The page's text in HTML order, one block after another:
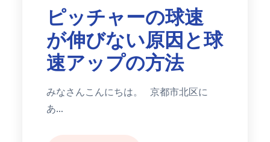
ピッチャーの球速
が伸びない原因と球
速アップの方法
みなさんこんにちは。 京都市北区に
あ…